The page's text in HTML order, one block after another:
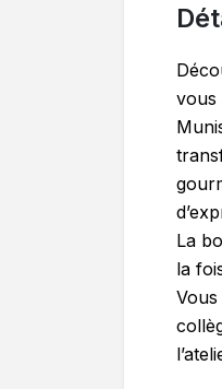
vous
La
la